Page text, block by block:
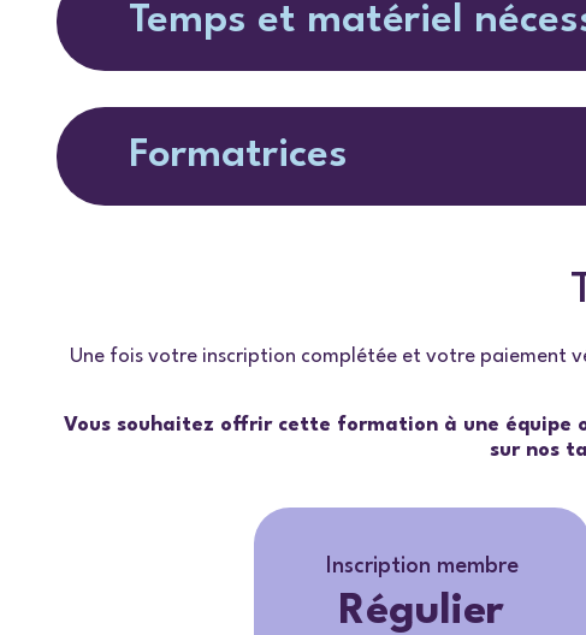
Temps et matériel
Formatrices
Une fois votre inscription complétée et votre paiement
Vous souhaitez offrir cette formation à une équipe
sur nos
Inscription membre
Régulier